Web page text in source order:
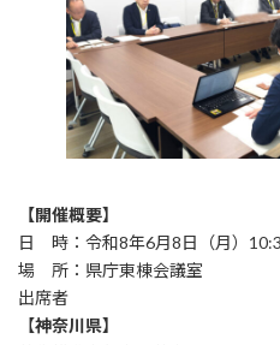
【開催概要】
日 時：令和8年6月8日（月）
場 所：県庁東棟会議室
出席者
【神奈川県】